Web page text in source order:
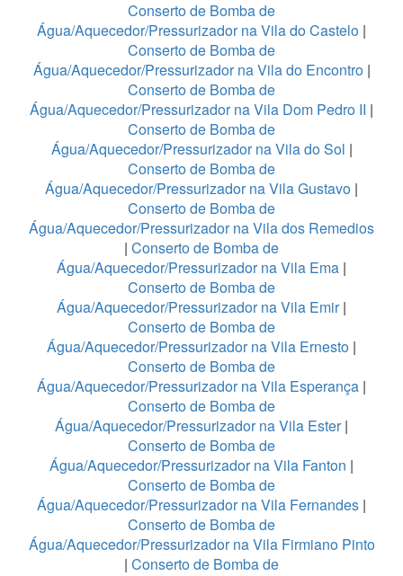
Conserto de Bomba de
Água/Aquecedor/Pressurizador na Vila do Castelo |
Conserto de Bomba de
Água/Aquecedor/Pressurizador na Vila do Encontro|
Conserto de Bomba de
Água/Aquecedor/Pressurizador na Vila Dom Pedro II |
Conserto de Bomba de
Água/Aquecedor/Pressurizador na Vila do Sol |
Conserto de Bomba de
Água/Aquecedor/Pressurizador na Vila Gustavo |
Conserto de Bomba de
Água/Aquecedor/Pressurizador na Vila dos Remedios
| Conserto de Bomba de
Água/Aquecedor/Pressurizador na Vila Ema |
Conserto de Bomba de
Água/Aquecedor/Pressurizador na Vila Emir|
Conserto de Bomba de
Água/Aquecedor/Pressurizador na Vila Ernesto |
Conserto de Bomba de
Água/Aquecedor/Pressurizador na Vila Esperança |
Conserto de Bomba de
Água/Aquecedor/Pressurizador na Vila Ester|
Conserto de Bomba de
Água/Aquecedor/Pressurizador na Vila Fanton |
Conserto de Bomba de
Água/Aquecedor/Pressurizador na Vila Fernandes |
Conserto de Bomba de
Água/Aquecedor/Pressurizador na Vila Firmiano Pinto
| Conserto de Bomba de